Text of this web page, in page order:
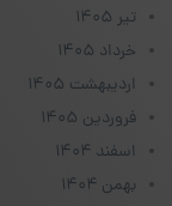
تیر ۱۴۰۵
خرداد ۱۴۰۵
اردیبهشت ۱۴۰۵
فروردین ۱۴۰۵
اسفند ۱۴۰۴
بهمن ۱۴۰۴